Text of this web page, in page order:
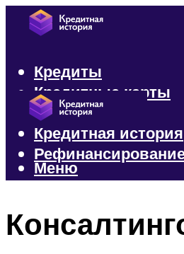
Кредиты
Кредитные карты
Микрозаймы
Кредитная история
Меню